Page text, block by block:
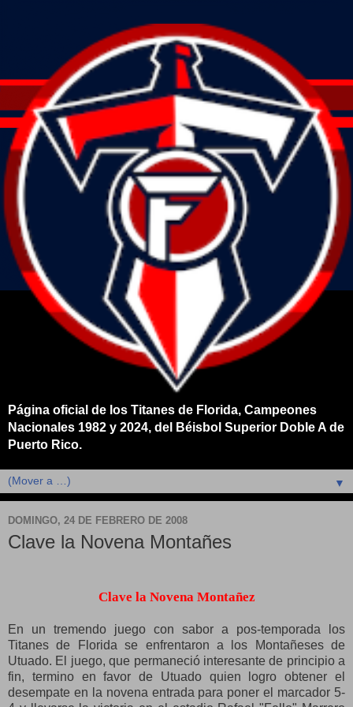
Página oficial de los Titanes de Florida, Campeones
Nacionales 1982 y 2024, del Béisbol Superior Doble A de
Puerto Rico.
▼
DOMINGO, 24 DE FEBRERO DE 2008
Clave la Novena Montañes
Clave la Novena Montañez
En un tremendo juego con sabor a pos-temporada los
Titanes de Florida se enfrentaron a los Montañeses de
Utuado. El juego, que permaneció interesante de principio a
fin, termino en favor de Utuado quien logro obtener el
desempate en la novena entrada para poner el marcador 5-